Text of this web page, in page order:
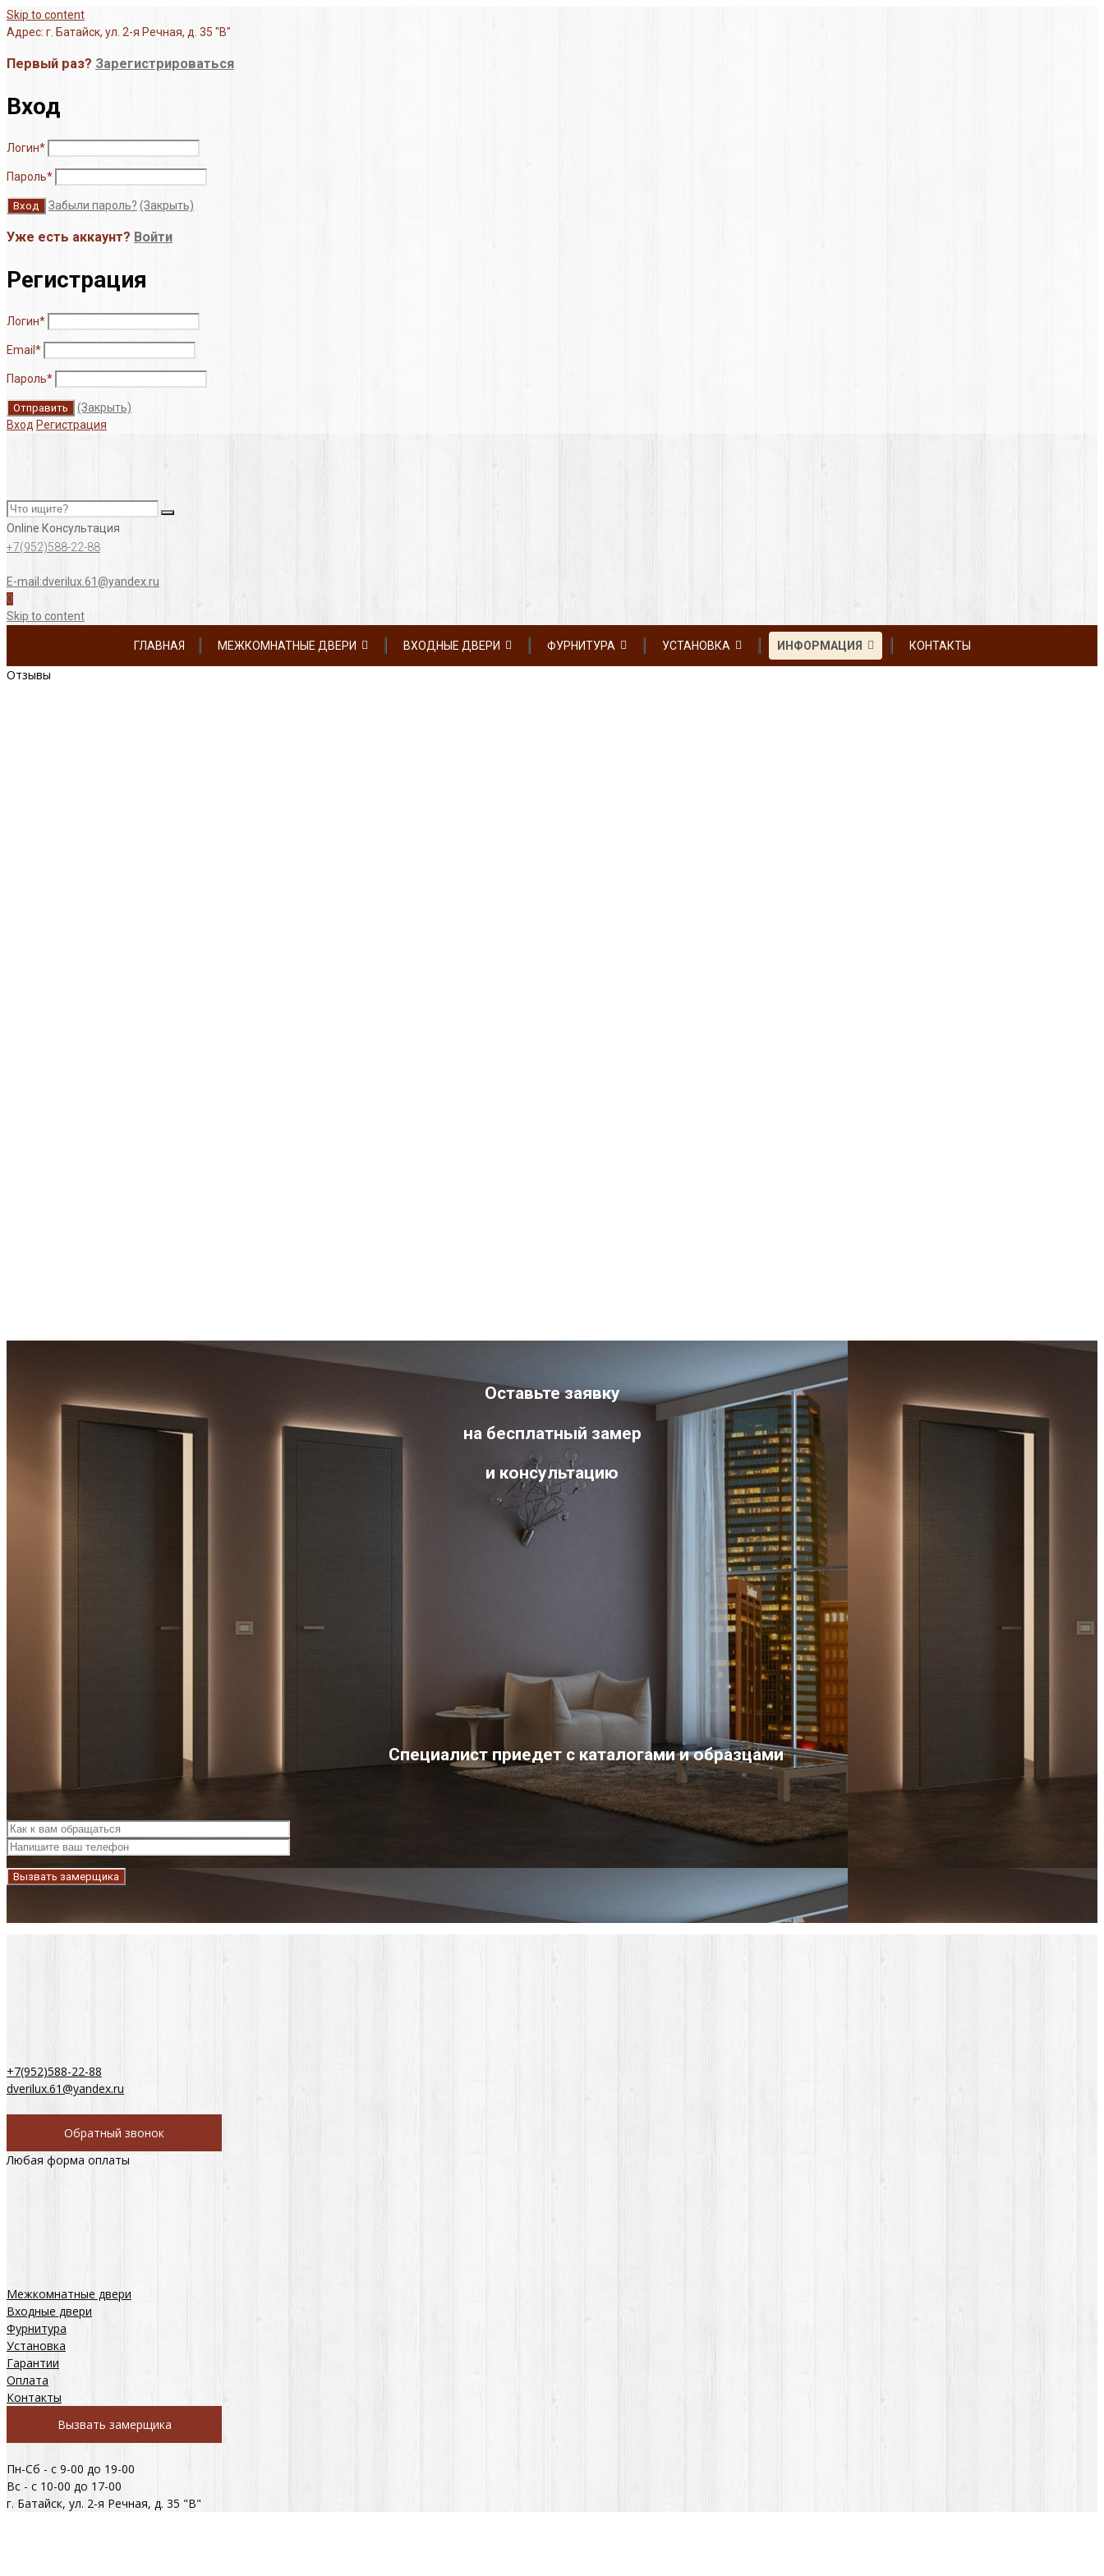
Skip to content
Адрес: г. Батайск, ул. 2-я Речная, д. 35 "В"
Первый раз? Зарегистрироваться
Вход
Логин*
Пароль*
Забыли пароль? (Закрыть)
Уже есть аккаунт? Войти
Регистрация
Логин*
Email *
Пароль*
(Закрыть)
Вход Регистрация
Online Консультация
+7(952)588-22-88
E-mail:dverilux.61@yandex.ru
0
Skip to content
ГЛАВНАЯ МЕЖКОМНАТНЫЕ ДВЕРИ ВХОДНЫЕ ДВЕРИ ФУРНИТУРА УСТАНОВКА ИНФОРМАЦИЯ КОНТАКТЫ
Отзывы
Оставьте заявку
на бесплатный замер
и консультацию
Специалист приедет с каталогами и образцами
+7(952)588-22-88
dverilux.61@yandex.ru
Обратный звонок
Любая форма оплаты
Межкомнатные двери
Входные двери
Фурнитура
Установка
Гарантии
Оплата
Контакты
Вызвать замерщика
Пн-Сб - с 9-00 до 19-00
Вс - с 10-00 до 17-00
г. Батайск, ул. 2-я Речная, д. 35 "В"